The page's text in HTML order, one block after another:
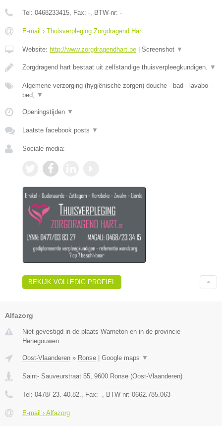
Tel: 0468233415 , Fax: - , BTW-nr: -
E-mail › Thuisverpleging Zorgdragend Hart
Website: http://www.zorgdragendhart.be | Screenshot ▼
Zorgdragend hart bestaat uit zelfstandige thuisverpleegkundigen. ▼
Algemene verzorging (hygiënische zorgen) douche - bad - lavabo -
bed,
▼
Openingstijden ▼
Laatste facebook posts ▼
Sociale media:
BEKIJK VOLLEDIG PROFIEL
Alfazorg
Niet gevestigd in de plaats Warneton en in de provincie
Henegouwen.
Oost-Vlaanderen » Ronse Google maps ▼
Saint- Sauveurstraat 55, 9600 Ronse (Oost-Vlaanderen)
Tel: 0478/ 23. 40.82., Fax: -, BTW-nr: 0662.785.063
E-mail › Alfazorg